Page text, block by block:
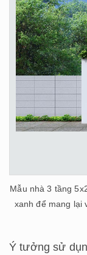
Mẫu nhà 3 tầng
xanh để mang lại
Ý tưởng sử